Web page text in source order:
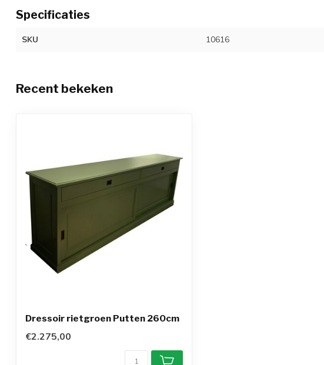
Specificaties
SKU 10616
Recent bekeken
Dressoir rietgroen Putten 260cm
€2.275,00